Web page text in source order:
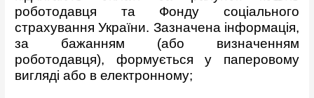
роботодавця та Фонду соціального
страхування України. Зазначена інформація,
за бажанням (або визначенням
роботодавця), формується у паперовому
вигляді або в електронному;